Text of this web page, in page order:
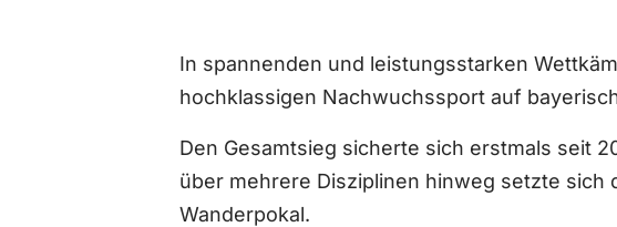
In spannenden und leistungsstarken
hochklassigen Nachwuchssport auf
Den Gesamtsieg sicherte sich erstmals seit
über mehrere Disziplinen hinweg setzte sich
Wanderpokal.